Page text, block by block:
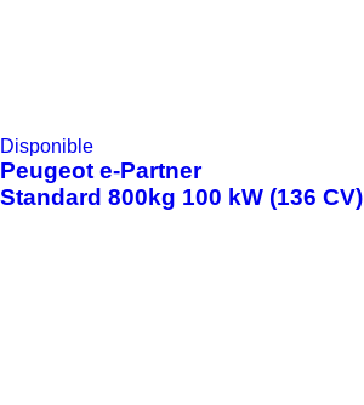
Disponible
Peugeot e-Partner
Standard 800kg 100 kW (136 CV)